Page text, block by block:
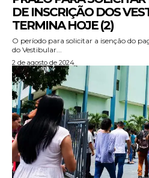
DE INSCRIÇÃO DOS
TERMINA HOJE (2)
O período para solicitar a isenção do
do Vestibular...
2 de agosto de 2024